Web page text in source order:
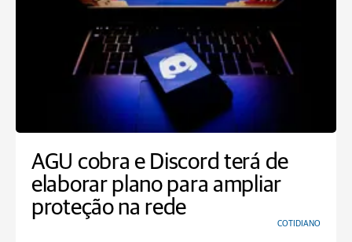
AGU cobra e Discord terá de
elaborar plano para ampliar
proteção na rede
COTIDIANO